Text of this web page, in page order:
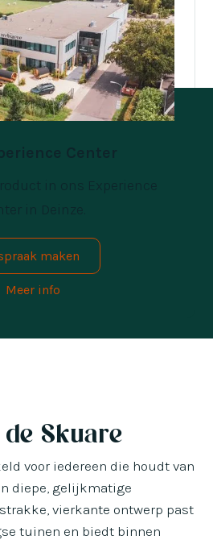
Center
in ons Experience
in Deinze.
maken
Meer info
Skuare
voor iedereen die houdt van
diepe, gelijkmatige
vierkante ontwerp past
tuinen en biedt binnen